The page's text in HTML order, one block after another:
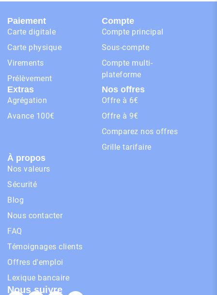
Paiement
Carte digitale
Carte physique
Virements
Prélèvement
Compte
Compte principal
Sous-compte
Compte multi-
plateforme
Extras
Agrégation
Avance 100€
Nos offres
Offre à 6€
Offre à 9€
Comparez nos offres
Grille tarifaire
À propos
Nos valeurs
Sécurité
Blog
Nous contacter
FAQ
Témoignages clients
Offres d'emploi
Lexique bancaire
Nous suivre